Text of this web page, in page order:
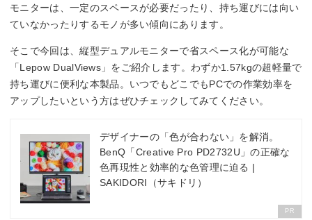
モニターは、一定のスペースが必要だったり、持ち運びには向い
ていなかったりするモノが多い傾向にあります。
そこで今回は、縦型デュアルモニターで省スペース化が可能な
「Lepow DualViews」をご紹介します。わずか1.57kgの超軽量で
持ち運びに便利な本製品。いつでもどこでもPCでの作業効率を
アップしたいという方はぜひチェックしてみてください。
デザイナーの「色が合わない」を解消。
BenQ「Creative Pro PD2732U」の正確な
色再現性と効率的な色管理に迫る |
SAKIDORI（サキドリ）
PR